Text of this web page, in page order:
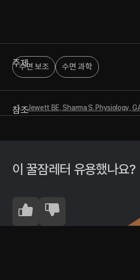
주제
수면 보조 수면 과학
참조Jewett BE, Sharma S. Physiology,
24]. In: StatPearls. Treasure Island
behavior, 65(2), 223–231.
Gottesmann C. (2002). GABA
Li, K., & Xu, E. (2008). The role and
aminobutyric acid during central
development. Neuroscience
Waltz E. (2022). GABA-enriched
이 꿀잠레터 유용했나요?